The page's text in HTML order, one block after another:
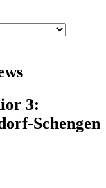
3:
Schengen